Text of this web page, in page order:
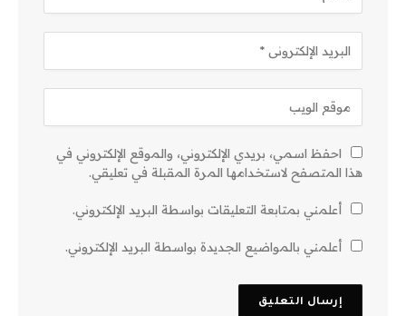
احفظ اسمي، بريدي الإلكتروني، والموقع الإلكتروني في
هذا المتصفح لاستخدامها المرة المقبلة في تعليقي.
أعلمني بمتابعة التعليقات بواسطة البريد الإلكتروني.
أعلمني بالمواضيع الجديدة بواسطة البريد الإلكتروني.